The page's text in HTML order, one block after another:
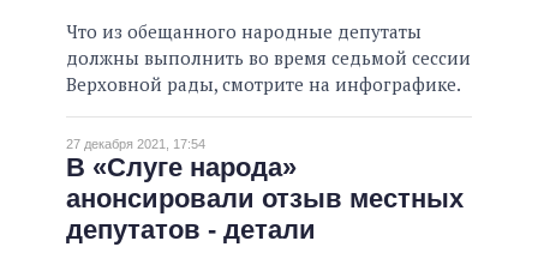
Что из обещанного народные депутаты
должны выполнить во время седьмой сессии
Верховной рады, смотрите на инфографике.
27 декабря 2021, 17:54
В «Слуге народа»
анонсировали отзыв местных
депутатов - детали